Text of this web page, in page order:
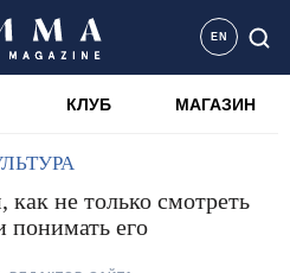
EN
КЛУБ МАГАЗИН
не только смотреть
понимать его